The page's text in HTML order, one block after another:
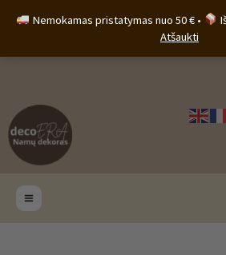
Nemokamas pristatymas nuo 50 € •
Atšaukti
prie